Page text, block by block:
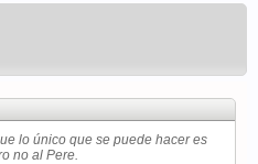
lo único que se puede hacer es
no al Pere.